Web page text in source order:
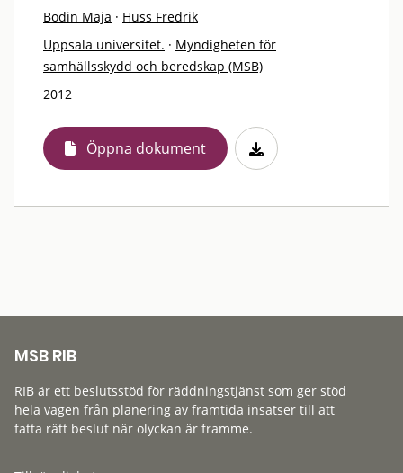
Bodin Maja · Huss Fredrik
Uppsala universitet. · Myndigheten för
samhällsskydd och beredskap (MSB)
2012
Öppna dokument
MSB RIB
RIB är ett beslutsstöd för räddningstjänst som ger stöd
hela vägen från planering av framtida insatser till att
fatta rätt beslut när olyckan är framme.